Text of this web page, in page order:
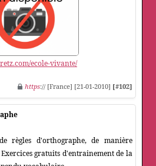
ecole-vivante/
https:// [France] [21-01-2010] [#102]
règles d'orthographe, de manière
gratuits d'entrainement de la